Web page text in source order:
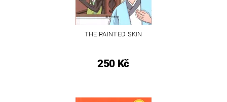
THE PAINTED SKIN
250 Kč